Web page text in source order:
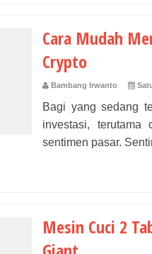
Cara Mudah
Crypto
Bambang Irwanto
Bagi yang sedang
investasi, terutama
sentimen pasar.
Mesin Cuci 2